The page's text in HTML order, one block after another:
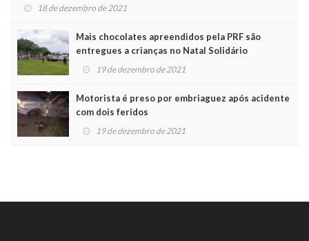
18 de dezembro de 2021
Mais chocolates apreendidos pela PRF são
entregues a crianças no Natal Solidário
19 de dezembro de 2021
Motorista é preso por embriaguez após acidente
com dois feridos
19 de dezembro de 2021